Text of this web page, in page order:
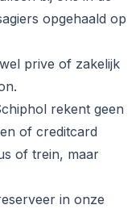
opgehaald op
prive of zakelijk
rekent geen
of creditcard
of trein, maar
in onze